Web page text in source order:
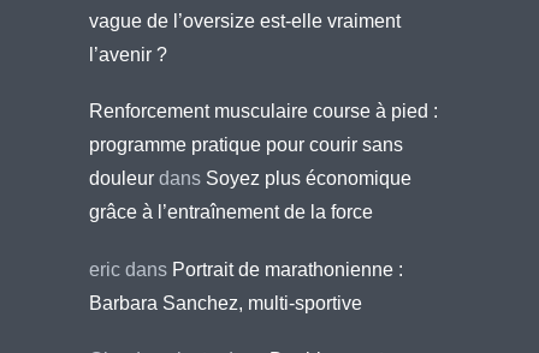
vague de l’oversize est-elle vraiment
l’avenir ?
Renforcement musculaire course à pied :
programme pratique pour courir sans
douleur dans Soyez plus économique
grâce à l’entraînement de la force
eric dans Portrait de marathonienne :
Barbara Sanchez, multi-sportive